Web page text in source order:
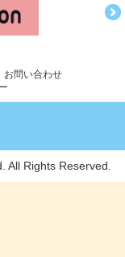
お問い合わせ
All Rights Reserved.